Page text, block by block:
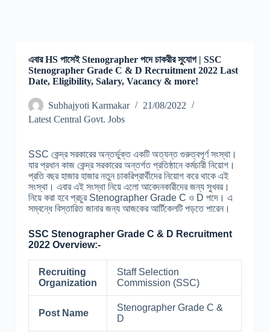
এবার HS পাসেই Stenographer পদে চাকরীর সুযোগ | SSC
Stenographer Grade C & D Recruitment 2022 Last
Date, Eligibility, Salary, Vacancy & more!
Subhajyoti Karmakar
21/08/2022
Latest Central Govt. Jobs
SSC কেন্দ্র সরকারের অন্তর্ভুক্ত একটি অত্যন্ত গুরুত্বপূর্ণ সংস্থা।
যার প্রধান কাজ কেন্দ্র সরকারের অন্তর্গত প্রতিষ্ঠানে কর্মচারী নিয়োগ।
প্রতি বছর হাজার হাজার নতুন চাকরিপ্রার্থীদের নিয়োগ করে থাকে এই
সংস্থা। এবার এই সংস্থা নিয়ে এলো আবেদনকারীদের জন্য সুখবর।
নিয়ে করা হবে প্রচুর Stenographer Grade C ও D পদে। এ
সম্বন্ধে বিস্তারিত জানার জন্য আজকের আর্টিকেলটি পড়তে পারেন।
SSC Stenographer Grade C & D Recruitment
2022 Overview:-
Recruiting
Organization
Staff Selection
Commission (SSC)
Post Name
Stenographer Grade C &
D